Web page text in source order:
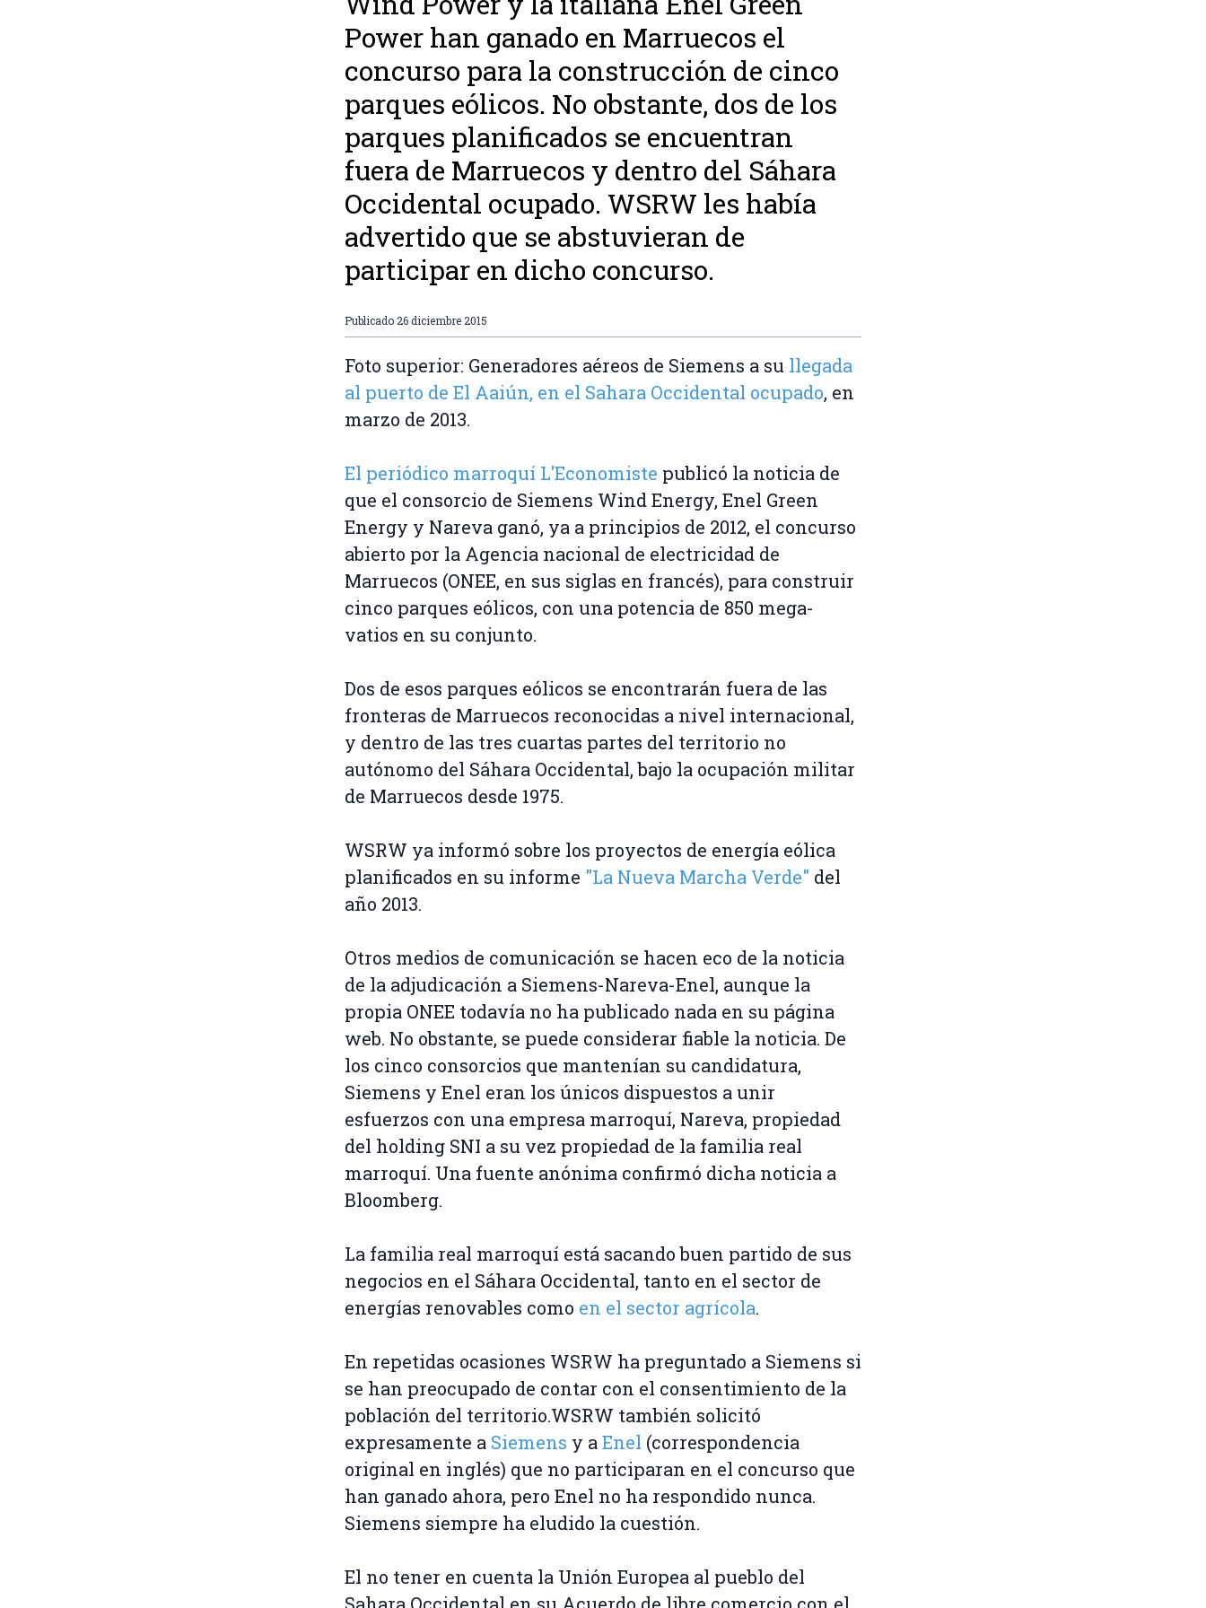
Power han ganado en Marruecos el
concurso para la construcción de cinco
parques eólicos. No obstante, dos de los
parques planificados se encuentran
fuera de Marruecos y dentro del Sáhara
Occidental ocupado. WSRW les había
advertido que se abstuvieran de
participar en dicho concurso.
Publicado26 diciembre 2015
Foto superior: Generadores aéreos de Siemens a su llegada
al puerto de El Aaiún, en el Sahara Occidental ocupado, en
marzo de 2013.
El periódico marroquí L'Economiste publicó la noticia de
que el consorcio de Siemens Wind Energy, Enel Green
Energy y Nareva ganó, ya a principios de 2012, el concurso
abierto por la Agencia nacional de electricidad de
Marruecos (ONEE, en sus siglas en francés), para construir
cinco parques eólicos, con una potencia de 850 mega-
vatios en su conjunto.
Dos de esos parques eólicos se encontrarán fuera de las
fronteras de Marruecos reconocidas a nivel internacional,
y dentro de las tres cuartas partes del territorio no
autónomo del Sáhara Occidental, bajo la ocupación militar
de Marruecos desde 1975.
WSRW ya informó sobre los proyectos de energía eólica
planificados en su informe "La Nueva Marcha Verde" del
año 2013.
Otros medios de comunicación se hacen eco de la noticia
de la adjudicación a Siemens-Nareva-Enel, aunque la
propia ONEE todavía no ha publicado nada en su página
web. No obstante, se puede considerar fiable la noticia. De
los cinco consorcios que mantenían su candidatura,
Siemens y Enel eran los únicos dispuestos a unir
esfuerzos con una empresa marroquí, Nareva, propiedad
del holding SNI a su vez propiedad de la familia real
marroquí. Una fuente anónima confirmó dicha noticia a
Bloomberg.
La familia real marroquí está sacando buen partido de sus
negocios en el Sáhara Occidental, tanto en el sector de
energías renovables como en el sector agrícola.
En repetidas ocasiones WSRW ha preguntado a Siemens si
se han preocupado de contar con el consentimiento de la
población del territorio.WSRW también solicitó
expresamente a Siemens y aEnel (correspondencia
original en inglés) que no participaran en el concurso que
han ganado ahora, pero Enel no ha respondido nunca.
Siemens siempre ha eludido la cuestión.
El no tener en cuenta la Unión Europea al pueblo del